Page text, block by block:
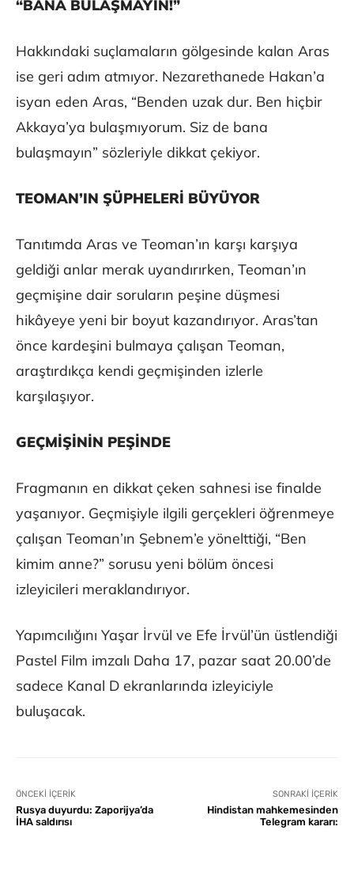
“BANA BULAŞMAYIN!”
Hakkındaki suçlamaların gölgesinde kalan Aras
ise geri adım atmıyor. Nezarethanede Hakan’a
isyan eden Aras, “Benden uzak dur. Ben hiçbir
Akkaya’ya bulaşmıyorum. Siz de bana
bulaşmayın” sözleriyle dikkat çekiyor.
TEOMAN’IN ŞÜPHELERİ BÜYÜYOR
Tanıtımda Aras ve Teoman’ın karşı karşıya
geldiği anlar merak uyandırırken, Teoman’ın
geçmişine dair soruların peşine düşmesi
hikâyeye yeni bir boyut kazandırıyor. Aras’tan
önce kardeşini bulmaya çalışan Teoman,
araştırdıkça kendi geçmişinden izlerle
karşılaşıyor.
GEÇMİŞİNİN PEŞİNDE
Fragmanın en dikkat çeken sahnesi ise finalde
yaşanıyor. Geçmişiyle ilgili gerçekleri öğrenmeye
çalışan Teoman’ın Şebnem’e yönelttiği, “Ben
kimim anne?” sorusu yeni bölüm öncesi
izleyicileri meraklandırıyor.
Yapımcılığını Yaşar İrvül ve Efe İrvül’ün üstlendiği
Pastel Film imzalı Daha 17, pazar saat 20.00’de
sadece Kanal D ekranlarında izleyiciyle
buluşacak.
ÖNCEKI İÇERIK
Rusya duyurdu: Zaporijya’da
İHA saldırısı
SONRAKI İÇERIK
Hindistan mahkemesinden
Telegram kararı: